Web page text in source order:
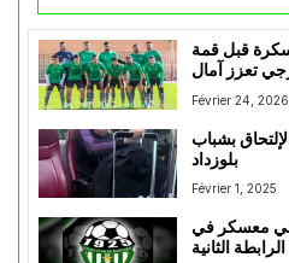
قبل قمة
تعزز آمال
الزيبان
Février 24, 2026
بشباب
بلوزداد
Février 1, 2025
معسكر في
الرابطة الثانية